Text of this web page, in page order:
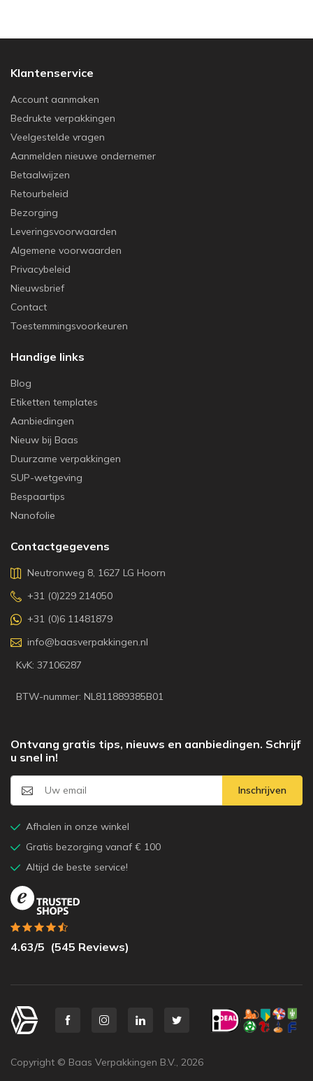
Klantenservice
Account aanmaken
Bedrukte verpakkingen
Veelgestelde vragen
Aanmelden nieuwe ondernemer
Betaalwijzen
Retourbeleid
Bezorging
Leveringsvoorwaarden
Algemene voorwaarden
Privacybeleid
Nieuwsbrief
Contact
Toestemmingsvoorkeuren
Handige links
Blog
Etiketten templates
Aanbiedingen
Nieuw bij Baas
Duurzame verpakkingen
SUP-wetgeving
Bespaartips
Nanofolie
Contactgegevens
Neutronweg 8, 1627 LG Hoorn
+31 (0)229 214050
+31 (0)6 11481879
info@baasverpakkingen.nl
KvK: 37106287
BTW-nummer: NL811889385B01
Ontvang gratis tips, nieuws en aanbiedingen. Schrijf
u snel in!
Inschrijven
Afhalen in onze winkel
Gratis bezorging vanaf € 100
Altijd de beste service!
4.63/5 (545 Reviews)
Copyright © Baas Verpakkingen B.V., 2026